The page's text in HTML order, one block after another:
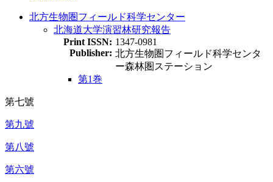
北方生物圏フィールド科学センター
北海道大学演習林研究報告
Print ISSN: 1347-0981
Publisher: 北方生物圏フィールド科学センタ
ー森林圏ステーション
第1巻
第七號
第九號
第八號
第六號